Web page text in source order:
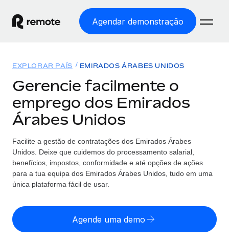
Agendar demonstração
EMPREGO GLOBAL
Processamento Salarial
Employer of Record
Expanda globalmente sem custos de constituição de
entidades
globalmente
Soluções
Explorador de países
Encontra apoio para emprego global por país
Comparar a Remote
TORNE-SE NOSSO PARCEIRO
Preçário
Português (Portugal)
Nederlands Início de sessão
EXPLORAR PAÍS EMIRADOS ÁRABES UNIDOS
Gerencie facilmente o
emprego dos Emirados
Árabes Unidos
Facilite a gestão de contratações dos Emirados Árabes
Unidos. Deixe que cuidemos do processamento salarial,
benefícios, impostos, conformidade e até opções de ações
para a tua equipa dos Emirados Árabes Unidos, tudo em uma
única plataforma fácil de usar.
Agende uma demo